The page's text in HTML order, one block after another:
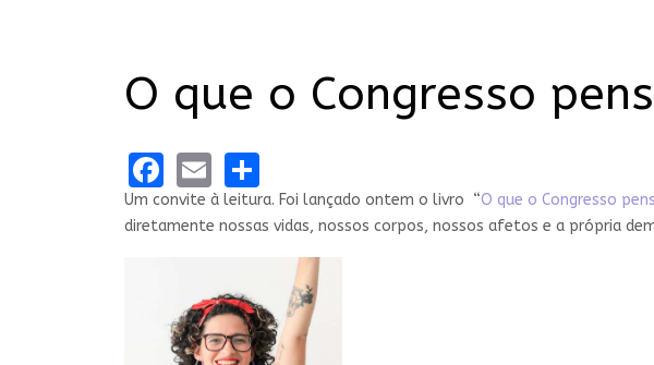
O que o Congresso
Facebook
Email
Um convite à leitura. Foi lançado ontem o livro “O que o Congresso
diretamente nossas vidas, nossos corpos, nossos afetos e a própria